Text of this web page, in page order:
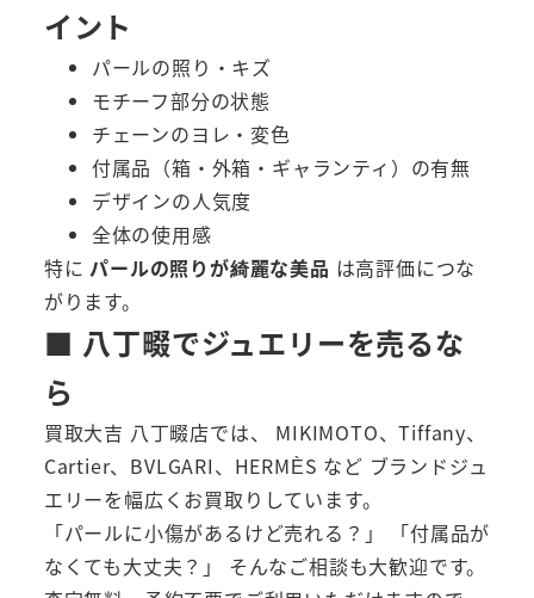
イント
パールの照り・キズ
モチーフ部分の状態
チェーンのヨレ・変色
付属品（箱・外箱・ギャランティ）の有無
デザインの人気度
全体の使用感
特にパールの照りが綺麗な美品 は高評価につな
がります。
■ 八丁畷でジュエリーを売るな
ら
買取大吉 八丁畷店では、 MIKIMOTO、Tiffany、
Cartier、BVLGARI、HERMÈS など ブランドジュ
エリーを幅広くお買取りしています。
「パールに小傷があるけど売れる？」 「付属品が
なくても大丈夫？」 そんなご相談も大歓迎です。